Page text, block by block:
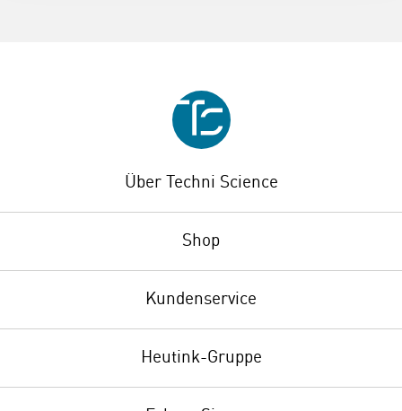
Über Techni Science
Shop
Kundenservice
Heutink-Gruppe